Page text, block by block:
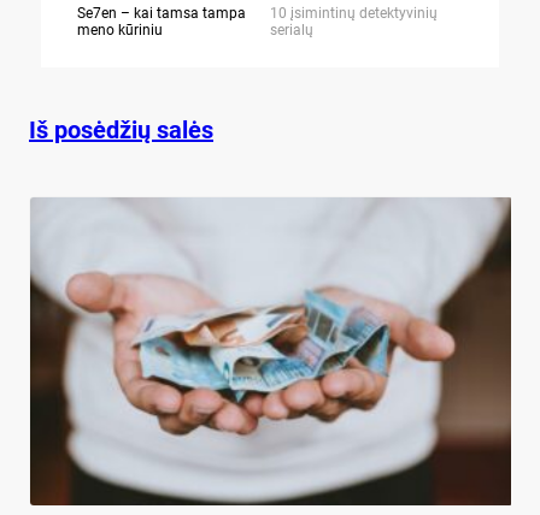
Se7en – kai tamsa tampa
meno kūriniu
10 įsimintinų detektyvinių
serialų
Iš posėdžių salės